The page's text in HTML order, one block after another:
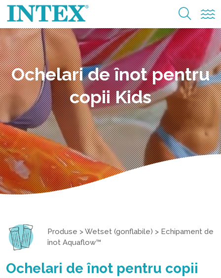
Ochelari de înot pentru
copii Kids
Produse >Wetset (gonflabile) > Echipament de
înot Aquaflow™
Ochelari de înot pentru copii